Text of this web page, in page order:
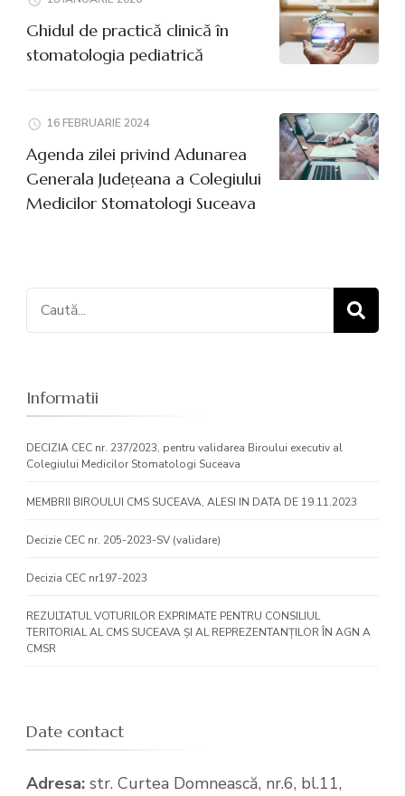
Ghidul de practică clinică în
stomatologia pediatrică
16 FEBRUARIE 2024
Agenda zilei privind Adunarea
Generala Județeana a Colegiului
Medicilor Stomatologi Suceava
Caută:
Informatii
DECIZIA CEC nr. 237/2023, pentru validarea Biroului executiv al
Colegiului Medicilor Stomatologi Suceava
MEMBRII BIROULUI CMS SUCEAVA, ALESI IN DATA DE 19.11.2023
Decizie CEC nr. 205-2023-SV (validare)
Decizia CEC nr197-2023
REZULTATUL VOTURILOR EXPRIMATE PENTRU CONSILIUL
TERITORIAL AL CMS SUCEAVA ȘI AL REPREZENTANȚILOR ÎN AGN A
CMSR
Date contact
Adresa: str. Curtea Domnească, nr.6, bl.11,